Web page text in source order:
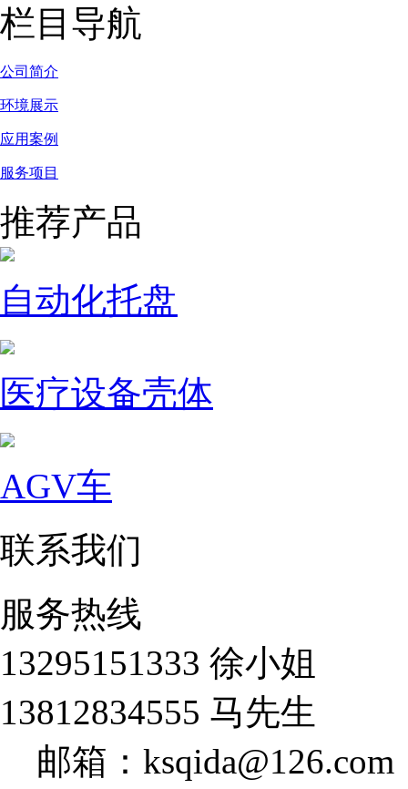
栏目导航
公司简介
环境展示
应用案例
服务项目
推荐产品
自动化托盘
医疗设备壳体
AGV车
联系我们
服务热线
13295151333 徐小姐
13812834555 马先生
邮箱：ksqida@126.com